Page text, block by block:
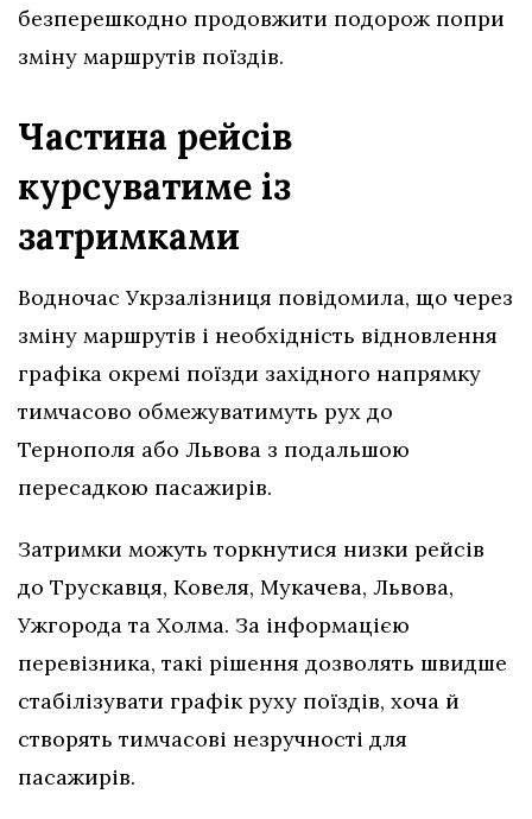
безперешкодно продовжити подорож попри
зміну маршрутів поїздів.
Частина рейсів
курсуватиме із
затримками
Водночас Укрзалізниця повідомила, що через
зміну маршрутів і необхідність відновлення
графіка окремі поїзди західного напрямку
тимчасово обмежуватимуть рух до
Тернополя або Львова з подальшою
пересадкою пасажирів.
Затримки можуть торкнутися низки рейсів
до Трускавця, Ковеля, Мукачева, Львова,
Ужгорода та Холма. За інформацією
перевізника, такі рішення дозволять швидше
стабілізувати графік руху поїздів, хоча й
створять тимчасові незручності для
пасажирів.